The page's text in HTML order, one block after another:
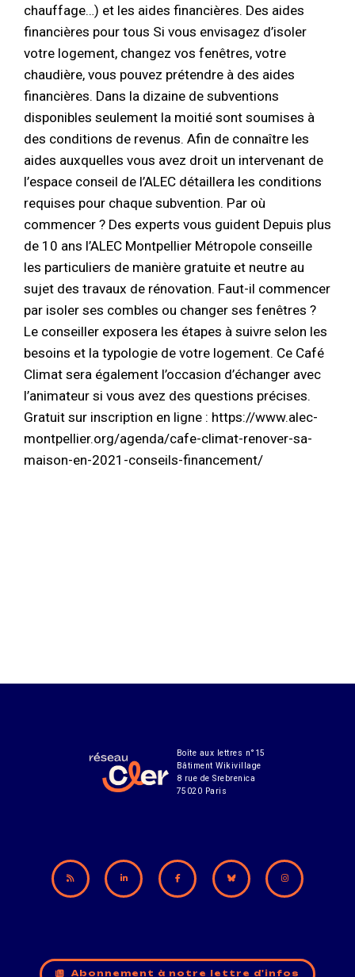
chauffage…) et les aides financières. Des aides
financières pour tous Si vous envisagez d’isoler
votre logement, changez vos fenêtres, votre
chaudière, vous pouvez prétendre à des aides
financières. Dans la dizaine de subventions
disponibles seulement la moitié sont soumises à
des conditions de revenus. Afin de connaître les
aides auxquelles vous avez droit un intervenant de
l’espace conseil de l’ALEC détaillera les conditions
requises pour chaque subvention. Par où
commencer ? Des experts vous guident Depuis plus
de 10 ans l’ALEC Montpellier Métropole conseille
les particuliers de manière gratuite et neutre au
sujet des travaux de rénovation. Faut-il commencer
par isoler ses combles ou changer ses fenêtres ?
Le conseiller exposera les étapes à suivre selon les
besoins et la typologie de votre logement. Ce Café
Climat sera également l’occasion d’échanger avec
l’animateur si vous avez des questions précises.
Gratuit sur inscription en ligne : https://www.alec-
montpellier.org/agenda/cafe-climat-renover-sa-
maison-en-2021-conseils-financement/
Boîte aux lettres n°15
Bâtiment Wikivillage
8 rue de Srebrenica
75020 Paris
Abonnement à notre lettre d'infos